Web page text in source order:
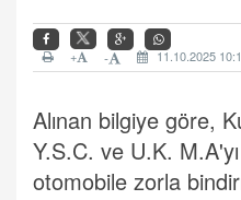
11.10.2025
-
+
Alınan bilgiye göre,
Y.S.C. ve U.K.
otomobile zorla